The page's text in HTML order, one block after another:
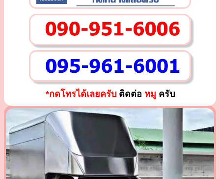
*กดโทรได้เลยครับติดต่อ หมู ครับ